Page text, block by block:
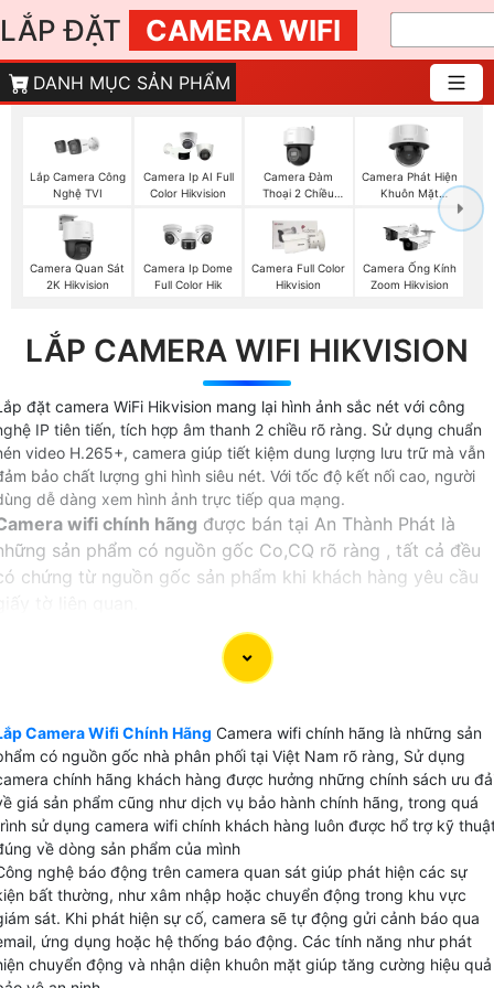
LẮP ĐẶT CAMERA WIFI
DANH MỤC SẢN PHẨM
Lắp Camera Công
Nghệ TVI
Camera Ip AI Full
Color Hikvision
Camera Đàm
Thoại 2 Chiều
Camera Phát Hiện
Khuôn Mặt
Camera Quan Sát
2K Hikvision
Camera Ip Dome
Full Color Hik
Camera Full Color
Hikvision
Camera Ống Kính
Zoom Hikvision
LẮP CAMERA WIFI HIKVISION
đặt camera WiFi Hikvision mang lại hình ảnh sắc nét với công
IP tiên tiến, tích hợp âm thanh 2 chiều rõ ràng. Sử dụng chuẩn
video H.265+, camera giúp tiết kiệm dung lượng lưu trữ mà vẫn
bảo chất lượng ghi hình siêu nét. Với tốc độ kết nối cao, người
dễ dàng xem hình ảnh trực tiếp qua mạng.
wifi chính hãng được bán tại An Thành Phát là
sản phẩm có nguồn gốc Co,CQ rõ ràng , tất cả đều
chứng từ nguồn gốc sản phẩm khi khách hàng yêu cầu
camera wifi chính hãngtại An Thành Phát khách hàng
hưởng đúng các chính sách dịch vụ bảo hành theo
camera được hãng hổ trợ tại An Thành Phát khi khách
không hài lòng về chất lượng cũng như sản phẩm lỗi
nhà sản xuất.
tại An Thành Phát Bán và phân phốicamera wifivới
khấu cao các thương hiệu uy tín như: Hãng Ezviz,
Dahua, Hãng Imou,Hãng Hikvision và kbone.
【 GIÁ CAMERA WIFI CHÍNH HÃNG EZVIZ VÀ IMOU 】
Camera Wifi Chính Hãng Camera wifi chính hãng là những sản
có nguồn gốc nhà phân phối tại Việt Nam rõ ràng, Sử dụng
chính hãng khách hàng được hưởng những chính sách ưu
giá sản phẩm cũng như dịch vụ bảo hành chính hãng, trong quá
sử dụng camera wifi chính khách hàng luôn được hổ trợ kỹ
về dòng sản phẩm của mình
nghệ báo động trên camera quan sát giúp phát hiện các sự
bất thường, như xâm nhập hoặc chuyển động trong khu vực
sát. Khi phát hiện sự cố, camera sẽ tự động gửi cảnh báo qua
ứng dụng hoặc hệ thống báo động. Các tính năng như phát
chuyển động và nhận diện khuôn mặt giúp tăng cường hiệu quả